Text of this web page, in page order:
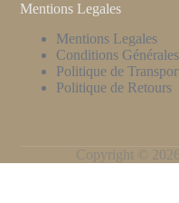
Mentions Legales
Mentions Legales
Conditions
Politique de
Politique de Retours
Copyright ©